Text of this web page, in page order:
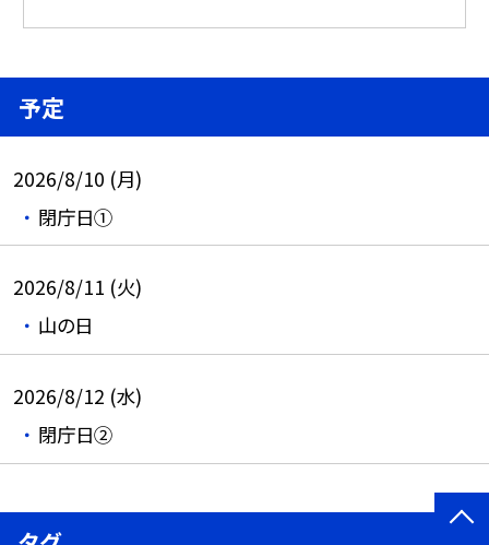
予定
2026/8/10 (月)
閉庁日①
2026/8/11 (火)
山の日
2026/8/12 (水)
閉庁日②